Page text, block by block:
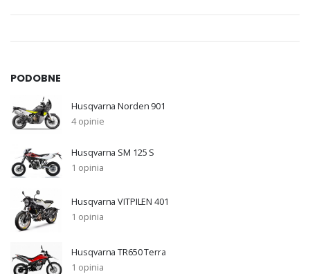
PODOBNE
Husqvarna Norden 901
4 opinie
Husqvarna SM 125 S
1 opinia
Husqvarna VITPILEN 401
1 opinia
Husqvarna TR650 Terra
1 opinia